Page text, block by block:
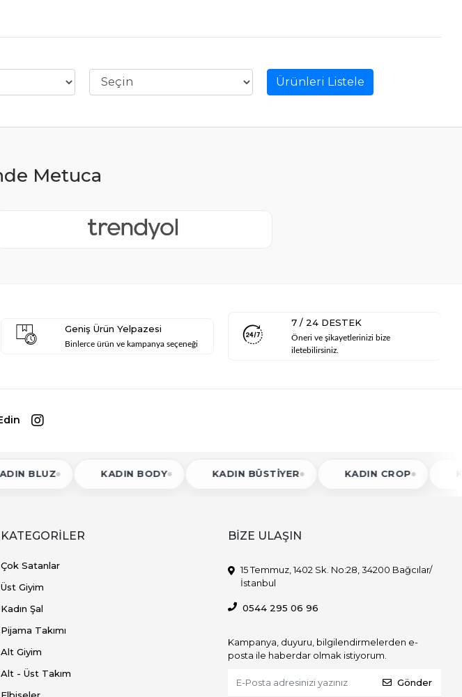
Ürünleri Listele
Geniş Ürün Yelpazesi
Binlerce ürün ve kampanya seçeneği
7 / 24 DESTEK
Öneri ve şikayetlerinizi bize
iletebilirsiniz.
KADIN BODY KADIN BÜSTIYER KADIN CROP KADIN
KATEGORİLER
Çok Satanlar
Üst Giyim
Kadın Şal
Pijama Takımı
Alt Giyim
Alt - Üst Takım
BİZE ULAŞIN
15 Temmuz, 1402 Sk. No:28, 34200 Bağcılar/
İstanbul
0544 295 06 96
Kampanya, duyuru, bilgilendirmelerden e-
posta ile haberdar olmak istiyorum.
Gönder